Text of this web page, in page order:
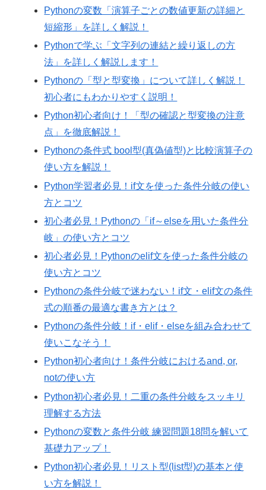
Pythonの変数「演算子ごとの数値更新の詳細と
短縮形」を詳しく解説！
Pythonで学ぶ「文字列の連結と繰り返しの方
法」を詳しく解説します！
Pythonの「型と型変換」について詳しく解説！
初心者にもわかりやすく説明！
Python初心者向け！「型の確認と型変換の注意
点」を徹底解説！
Pythonの条件式 bool型(真偽値型)と比較演算子の
使い方を解説！
Python学習者必見！if文を使った条件分岐の使い
方とコツ
初心者必見！Pythonの「if～elseを用いた条件分
岐」の使い方とコツ
初心者必見！Pythonのelif文を使った条件分岐の
使い方とコツ
Pythonの条件分岐で迷わない！if文・elif文の条件
式の順番の最適な書き方とは？
Pythonの条件分岐！if・elif・elseを組み合わせて
使いこなそう！
Python初心者向け！条件分岐におけるand, or,
notの使い方
Python初心者必見！二重の条件分岐をスッキリ
理解する方法
Pythonの変数と条件分岐 練習問題18問を解いて
基礎力アップ！
Python初心者必見！リスト型(list型)の基本と使
い方を解説！